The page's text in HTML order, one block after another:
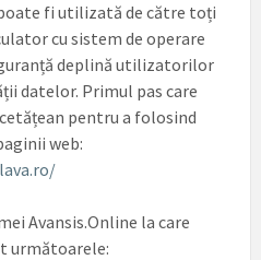
fi utilizată de către toți
cu sistem de operare
deplină utilizatorilor
datelor. Primul pas care
pentru a folosind
web:
Avansis.Online la care
următoarele: